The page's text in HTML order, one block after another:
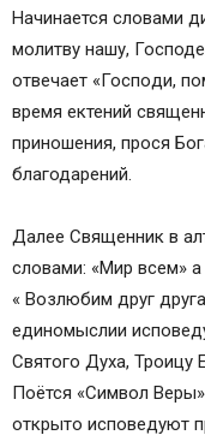
Начинается словами
молитву нашу,
отвечает «Госпо­ди,
время ектений
приношения, прося
благодарений.
Далее Священник в
словами: «Мир всем»
« Возлюбим друг
единомыслии
Святого Духа,
Поётся «Символ
открыто исповедуют